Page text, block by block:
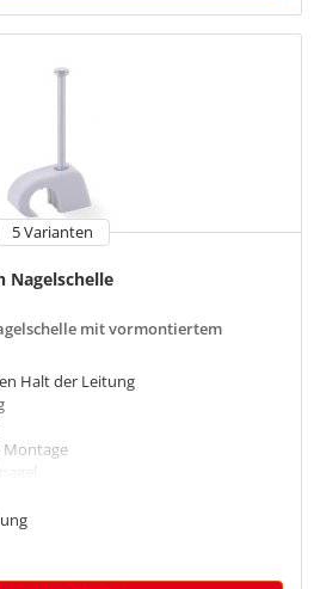
5 Varianten
Nagelschelle
mit vormontiertem
Halt der Leitung
Montage